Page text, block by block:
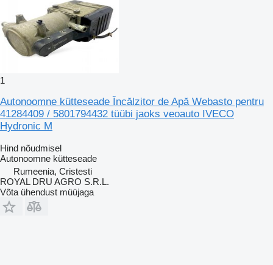
1
Autonoomne kütteseade Încălzitor de Apă Webasto pentru
41284409 / 5801794432 tüübi jaoks veoauto IVECO
Hydronic M
Hind nõudmisel
Autonoomne kütteseade
Rumeenia, Cristesti
ROYAL DRU AGRO S.R.L.
Võta ühendust müüjaga